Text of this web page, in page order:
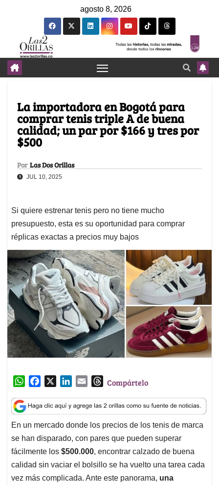
agosto 8, 2026
La importadora en Bogotá para
comprar tenis triple A de buena
calidad; un par por $166 y tres por
$500
Por Las Dos Orillas
JUL 10, 2025
Si quiere estrenar tenis pero no tiene mucho
presupuesto, esta es su oportunidad para comprar
réplicas exactas a precios muy bajos
W
a
t
s
A
p
p
c
e
b
o
o
k
n
k
e
d
I
n
a
i
l
T
r
e
a
d
s
Compártelo
En un mercado donde los precios de los tenis de marca
se han disparado, con pares que pueden superar
fácilmente los $500.000, encontrar calzado de buena
calidad sin vaciar el bolsillo se ha vuelto una tarea cada
vez más complicada. Ante este panorama, una